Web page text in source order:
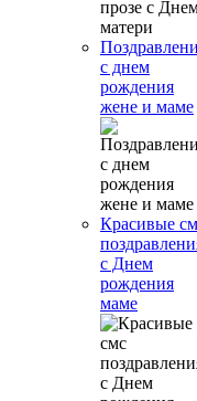
с днем
рождения
жене и маме
Красивые
с Днем
рождения
маме